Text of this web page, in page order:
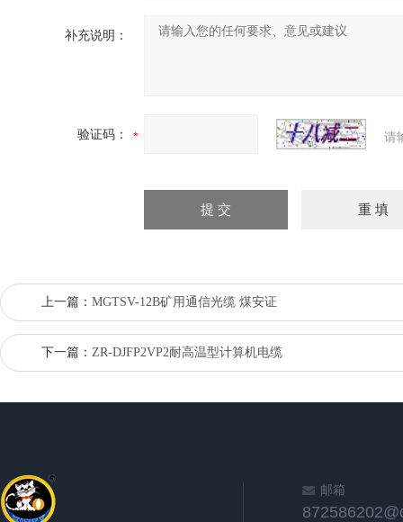
补充说明：
验证码： 请
上一篇： MGTSV-12B矿用通信光缆 煤安证
下一篇： ZR-DJFP2VP2耐高温型计算机电缆
邮箱